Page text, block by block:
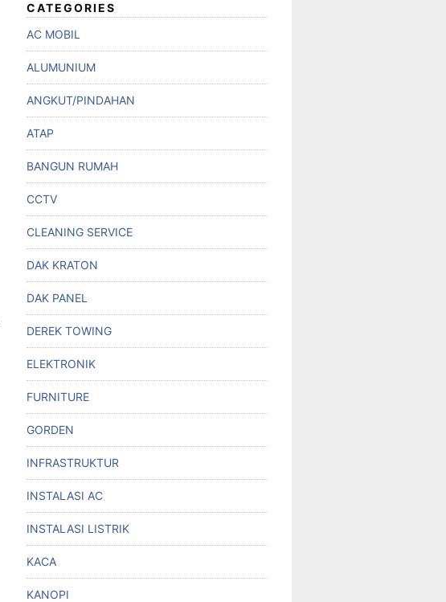
CATEGORIES
AC MOBIL
ALUMUNIUM
ANGKUT/PINDAHAN
ATAP
BANGUN RUMAH
CCTV
CLEANING SERVICE
DAK KRATON
DAK PANEL
DEREK TOWING
ELEKTRONIK
FURNITURE
GORDEN
INFRASTRUKTUR
INSTALASI AC
INSTALASI LISTRIK
KACA
KANOPI